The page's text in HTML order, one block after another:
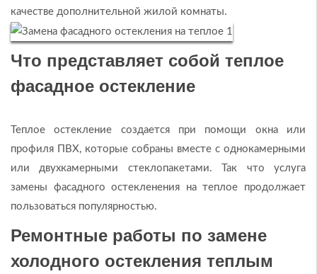
качестве дополнительной жилой комнаты.
Что представляет собой теплое
фасадное остекление
Теплое остекление создается при помощи окна или
профиля ПВХ, которые собраны вместе с однокамерными
или двухкамерными стеклопакетами. Так что услуга
замены фасадного остекленения на теплое продолжает
пользоваться популярностью.
Ремонтные работы по замене
холодного остекления теплым